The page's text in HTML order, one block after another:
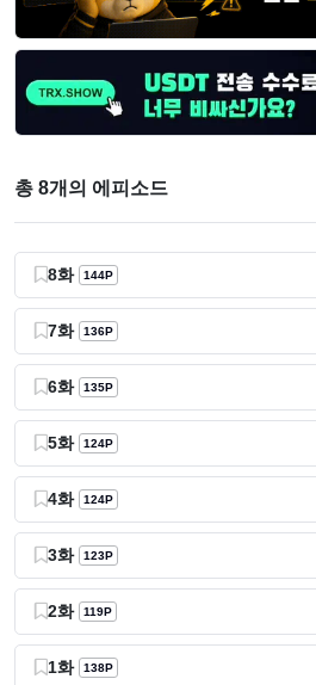
총 8개의 에피소드
8화 144P
7화 136P
6화 135P
5화 124P
4화 124P
3화 123P
2화 119P
1화 138P